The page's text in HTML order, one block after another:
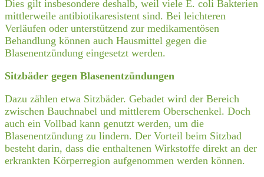
Dies gilt insbesondere deshalb, weil viele E. coli Bakterien
mittlerweile antibiotikaresistent sind. Bei leichteren
Verläufen oder unterstützend zur medikamentösen
Behandlung können auch Hausmittel gegen die
Blasenentzündung eingesetzt werden.
Sitzbäder gegen Blasenentzündungen
Dazu zählen etwa Sitzbäder. Gebadet wird der Bereich
zwischen Bauchnabel und mittlerem Oberschenkel. Doch
auch ein Vollbad kann genutzt werden, um die
Blasenentzündung zu lindern. Der Vorteil beim Sitzbad
besteht darin, dass die enthaltenen Wirkstoffe direkt an der
erkrankten Körperregion aufgenommen werden können.